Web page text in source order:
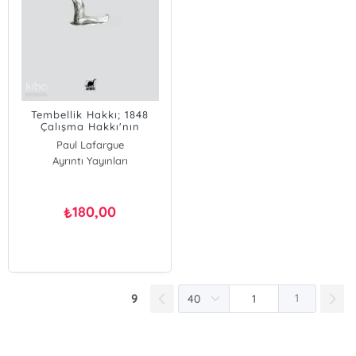
Tembellik Hakkı; 1848
Çalışma Hakkı'nın
Çürütülmesi
Paul Lafargue
Ayrıntı Yayınları
₺180,00
9 1